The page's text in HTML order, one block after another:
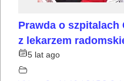
Prawda o szpitalach
z lekarzem
5 lat ago